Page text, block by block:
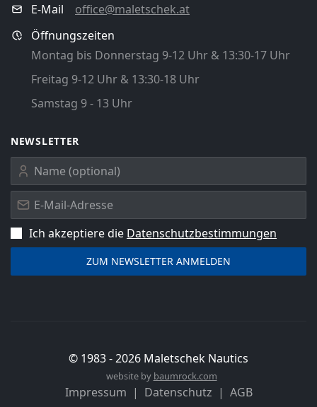
E-Mail
office@maletschek.at
Öffnungszeiten
Montag bis Donnerstag 9-12 Uhr & 13:30-17 Uhr
Freitag 9-12 Uhr & 13:30-18 Uhr
Samstag 9 - 13 Uhr
NEWSLETTER
Ich akzeptiere die Datenschutz­bestimmungen
© 1983 -2026 Maletschek Nautics
website by baumrock.com
Impressum Datenschutz AGB